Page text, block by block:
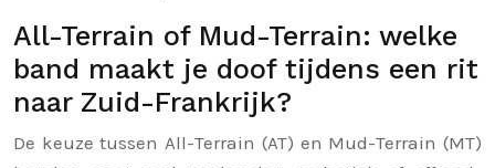
All-Terrain of Mud-Terrain: welke
band maakt je doof tijdens een rit
naar Zuid-Frankrijk?
De keuze tussen All-Terrain (AT) en Mud-Terrain (MT)